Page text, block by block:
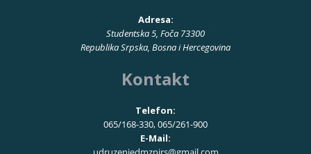
Adresa:
Studentska 5, Foča 73300
Republika Srpska, Bosna i Hercegovina
Kontakt
Telefon:
065/168-330, 065/261-900
E-Mail: